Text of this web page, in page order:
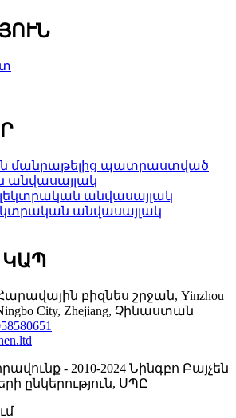
մանրաթելից պատրաստված
անվասայլակ
անվասայլակ
անվասայլակ
Հարավային բիզնես շրջան, Yinzhou
City, Zhejiang, Չինաստան
- 2010-2024 Նինգբո Բայչեն
ընկերություն, ՍՊԸ